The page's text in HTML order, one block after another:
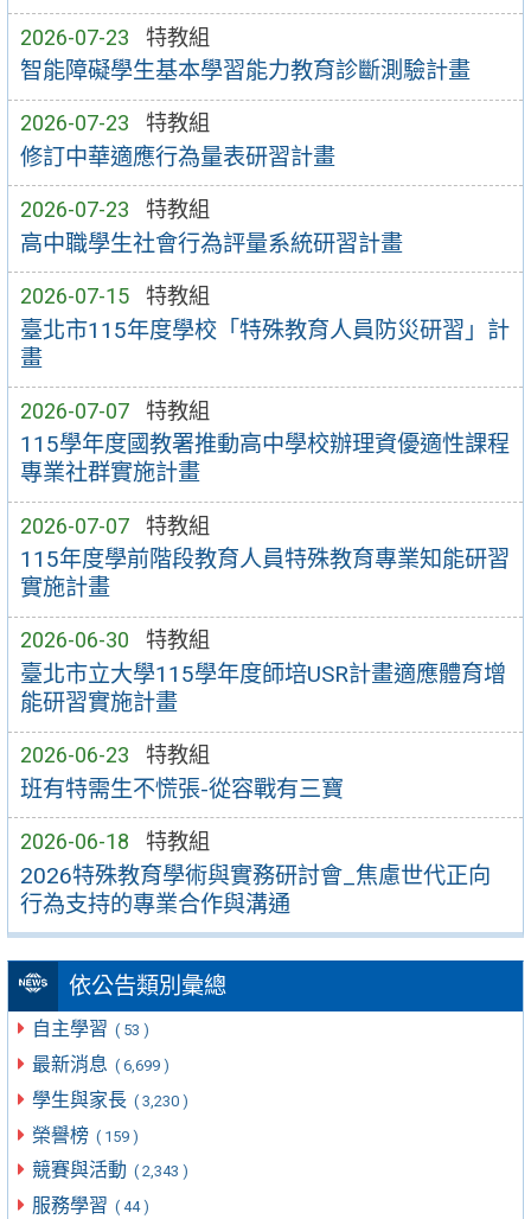
2026-07-23 特教組
智能障礙學生基本學習能力教育診斷測驗計畫
2026-07-23 特教組
修訂中華適應行為量表研習計畫
2026-07-23 特教組
高中職學生社會行為評量系統研習計畫
2026-07-15 特教組
臺北市115年度學校「特殊教育人員防災研習」計
畫
2026-07-07 特教組
115學年度國教署推動高中學校辦理資優適性課程
專業社群實施計畫
2026-07-07 特教組
115年度學前階段教育人員特殊教育專業知能研習
實施計畫
2026-06-30 特教組
臺北市立大學115學年度師培USR計畫適應體育增
能研習實施計畫
2026-06-23 特教組
班有特需生不慌張-從容戰有三寶
2026-06-18 特教組
2026特殊教育學術與實務研討會_焦慮世代正向
行為支持的專業合作與溝通
依公告類別彙總
自主學習 ( 53 )
最新消息 ( 6,699 )
學生與家長 ( 3,230 )
榮譽榜 ( 159 )
競賽與活動 ( 2,343 )
服務學習 ( 44 )